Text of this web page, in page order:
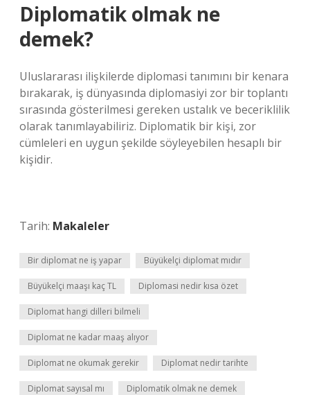
Diplomatik olmak ne
demek?
Uluslararası ilişkilerde diplomasi tanımını bir kenara
bırakarak, iş dünyasında diplomasiyi zor bir toplantı
sırasında gösterilmesi gereken ustalık ve beceriklilik
olarak tanımlayabiliriz. Diplomatik bir kişi, zor
cümleleri en uygun şekilde söyleyebilen hesaplı bir
kişidir.
Tarih: Makaleler
Bir diplomat ne iş yapar Büyükelçi diplomat mıdır
Büyükelçi maaşı kaç TL Diplomasi nedir kısa özet
Diplomat hangi dilleri bilmeli
Diplomat ne kadar maaş alıyor
Diplomat ne okumak gerekir Diplomat nedir tarihte
Diplomat sayısal mı Diplomatik olmak ne demek